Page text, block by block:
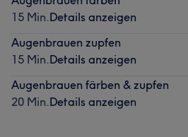
15 Min.Details anzeigen
Augenbrauen zupfen
15 Min.Details anzeigen
Augenbrauen färben & zupfen
20 Min.Details anzeigen